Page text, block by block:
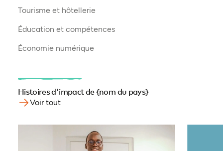
Tourisme et hôtellerie
Éducation et compétences
Économie numérique
Histoires d'impact de {nom du pays}
Voir tout